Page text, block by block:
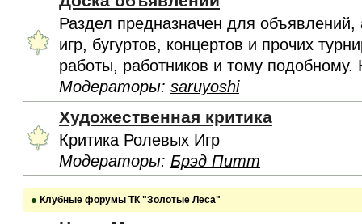
Раздел предназначен для
игр, бугуртов, концертов и прочих
работы, работников и тому подобному.
Модераторы: saruyoshi
Художественная критика
Критика Ролевых Игр
Модераторы: Брэд Питт
Клубные форумы ТК "Золотые Леса"